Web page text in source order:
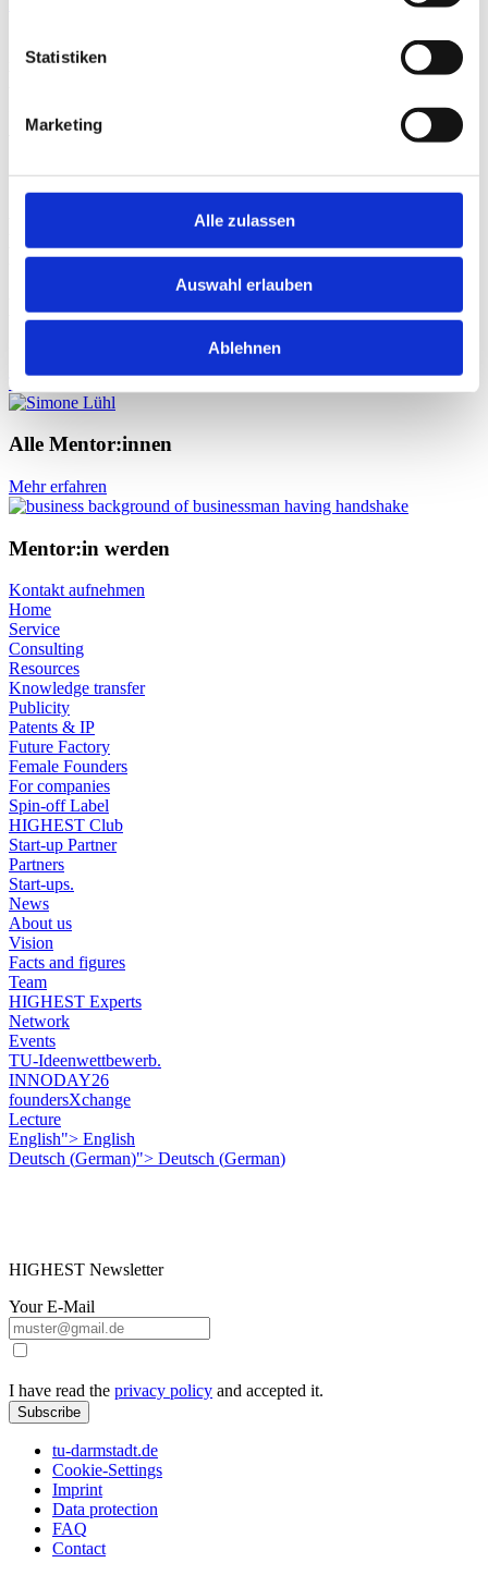
Statistiken
Marketing
Alle zulassen
Auswahl erlauben
Ablehnen
„It begins with an intergalactic collision.
epicenter of a clash of two worlds: the
world of entrepreneurship and the world
different.. “ (DaRin/Hellmann,
Fundamentals of Entrepreneural
Finance, Oxford 2020
Du würdest mit diesem:dieser Mentor:in
gerne zusammenarbeiten?
Alle Mentor:innen
Mehr erfahren
Mentor:in werden
Kontakt aufnehmen
Home
Service
Consulting
Resources
Knowledge transfer
Publicity
Patents & IP
Future Factory
Female Founders
For companies
Spin-off Label
HIGHEST Club
Start-up Partner
Partners
Start-ups.
News
About us
Vision
Facts and figures
Team
HIGHEST Experts
Network
Events
TU-Ideenwettbewerb.
INNODAY26
foundersXchange
Lecture
English"> English
Deutsch (German)"> Deutsch (German)
HIGHEST Newsletter
Your E-Mail
I have read the privacy policy and accepted it.
Subscribe
tu-darmstadt.de
Cookie-Settings
Imprint
Data protection
FAQ
Contact